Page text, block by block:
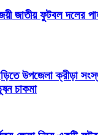
জাতীয় ফুটবল দলের
উপজেলা ক্রীড়া
চাকমা